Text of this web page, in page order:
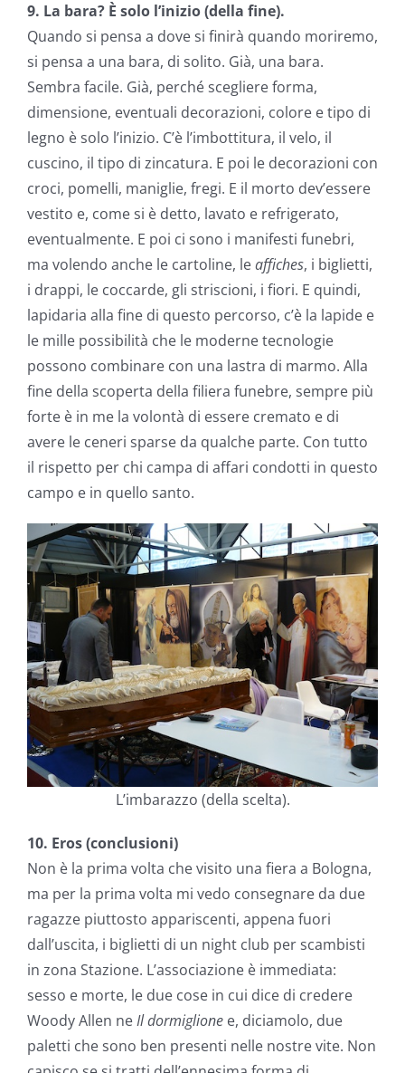
9. La bara? È solo l’inizio (della fine).
Quando si pensa a dove si finirà quando moriremo,
si pensa a una bara, di solito. Già, una bara.
Sembra facile. Già, perché scegliere forma,
dimensione, eventuali decorazioni, colore e tipo di
legno è solo l’inizio. C’è l’imbottitura, il velo, il
cuscino, il tipo di zincatura. E poi le decorazioni con
croci, pomelli, maniglie, fregi. E il morto dev’essere
vestito e, come si è detto, lavato e refrigerato,
eventualmente. E poi ci sono i manifesti funebri,
ma volendo anche le cartoline, leaffiches, i biglietti,
i drappi, le coccarde, gli striscioni, i fiori. E quindi,
lapidaria alla fine di questo percorso, c’è la lapide e
le mille possibilità che le moderne tecnologie
possono combinare con una lastra di marmo. Alla
fine della scoperta della filiera funebre, sempre più
forte è in me la volontà di essere cremato e di
avere le ceneri sparse da qualche parte. Con tutto
il rispetto per chi campa di affari condotti in questo
campo e in quello santo.
L’imbarazzo (della scelta).
10. Eros (conclusioni)
Non è la prima volta che visito una fiera a Bologna,
ma per la prima volta mi vedo consegnare da due
ragazze piuttosto appariscenti, appena fuori
dall’uscita, i biglietti di un night club per scambisti
in zona Stazione. L’associazione è immediata:
sesso e morte, le due cose in cui dice di credere
Woody Allen neIl dormiglione e, diciamolo, due
paletti che sono ben presenti nelle nostre vite. Non